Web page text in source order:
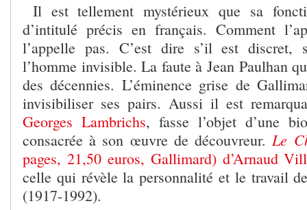
Il est tellement mystérieux que sa
d’intitulé précis en français. Comment
l’appelle pas. C’est dire s’il est discret,
l’homme invisible. La faute à Jean Paulhan
des décennies. L’éminence grise de
invisibiliser ses pairs. Aussi il est
Georges Lambrichs, fasse l’objet d’une
consacrée à son œuvre de découvreur. Le
pages, 21,50 euros, Gallimard) d’Arnaud
celle qui révèle la personnalité et le travail
(1917-1992).